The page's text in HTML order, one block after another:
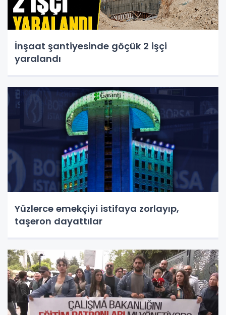
İnşaat şantiyesinde göçük 2 işçi
yaralandı
Yüzlerce emekçiyi istifaya zorlayıp,
taşeron dayattılar